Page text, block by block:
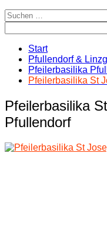
Start
Pfullendorf &
Pfeilerbasilika
Pfeilerbasilika St
Pfeilerbasilika
Pfullendorf